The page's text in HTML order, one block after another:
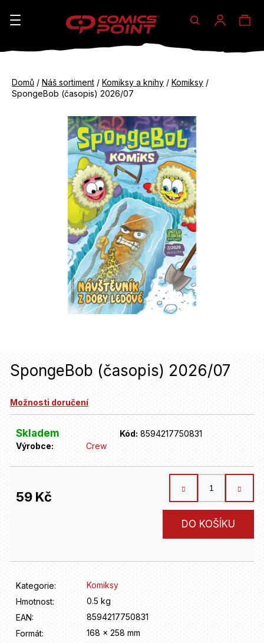
Hledat
Domů / Náš sortiment / Komiksy a knihy / Komiksy /
SpongeBob (časopis) 2026/07
SpongeBob (časopis) 2026/07
Možnosti doručení
Skladem Kód: 8594217750831
Výrobce:
Crew
59 Kč
DO KOŠÍKU
Kategorie:
Komiksy
Hmotnost:
0.5 kg
EAN:
8594217750831
Formát:
168 x 258 mm
K
do
do
n
j
?
HLEDAT
r
u
č
u